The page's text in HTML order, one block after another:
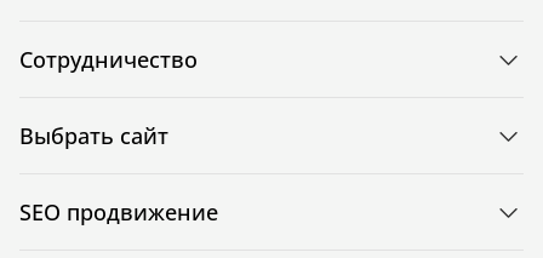
Сотрудничество
Выбрать сайт
SEO продвижение